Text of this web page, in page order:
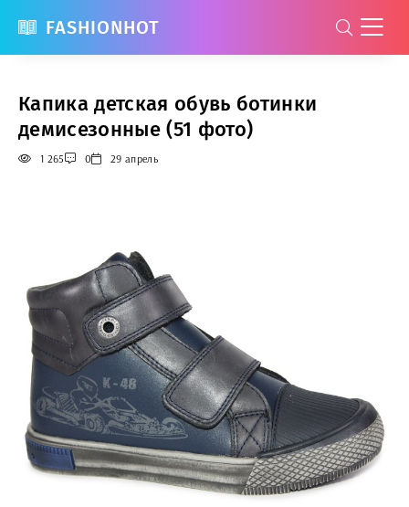
FASHIONHOT
Капика детская обувь ботинки
демисезонные (51 фото)
1 265 0 29 апрель